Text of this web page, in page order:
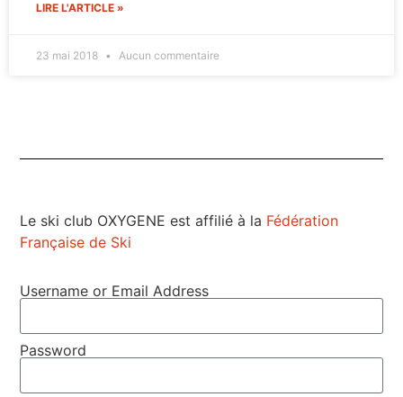
LIRE L'ARTICLE »
23 mai 2018 Aucun commentaire
Le ski club OXYGENE est affilié à la Fédération
Française de Ski
Username or Email Address
Password